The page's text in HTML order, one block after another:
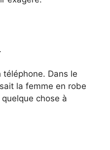
Dans le
la femme en robe
chose à